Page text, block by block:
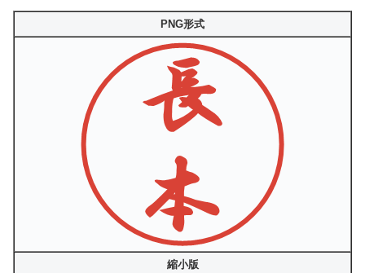
PNG形式
縮小版